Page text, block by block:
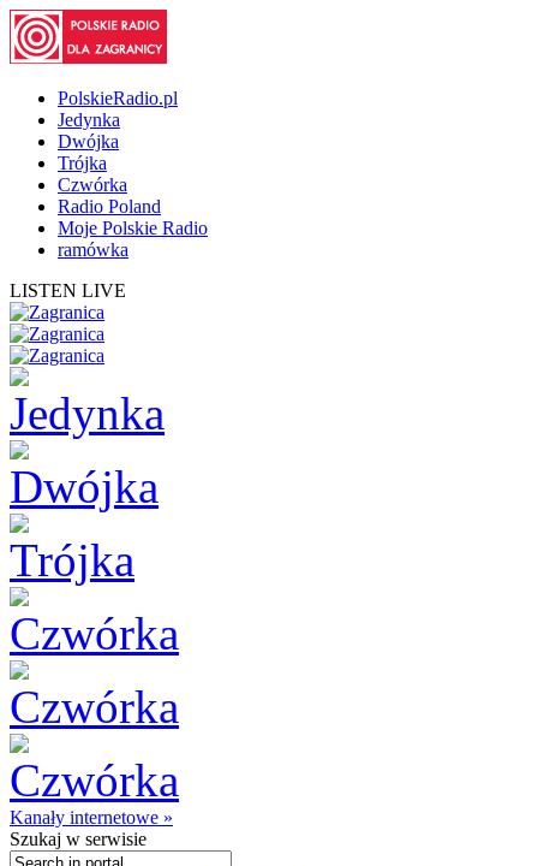
PolskieRadio.pl
Jedynka
Dwójka
Trójka
Czwórka
Radio Poland
Moje Polskie Radio
ramówka
LISTEN LIVE
Kanały internetowe »
Szukaj w serwisie